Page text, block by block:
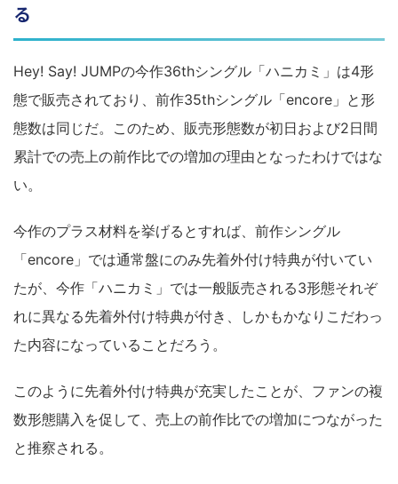
る
Hey! Say! JUMPの今作36thシングル「ハニカミ」は4形
態で販売されており、前作35thシングル「encore」と形
態数は同じだ。このため、販売形態数が初日および2日間
累計での売上の前作比での増加の理由となったわけではな
い。
今作のプラス材料を挙げるとすれば、前作シングル
「encore」では通常盤にのみ先着外付け特典が付いてい
たが、今作「ハニカミ」では一般販売される3形態それぞ
れに異なる先着外付け特典が付き、しかもかなりこだわっ
た内容になっていることだろう。
このように先着外付け特典が充実したことが、ファンの複
数形態購入を促して、売上の前作比での増加につながった
と推察される。